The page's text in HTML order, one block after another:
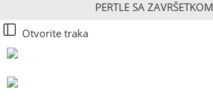
PERTLE SA ZAVRŠETKOM
Otvorite traka